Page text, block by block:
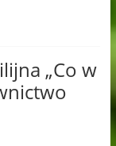
„Co w